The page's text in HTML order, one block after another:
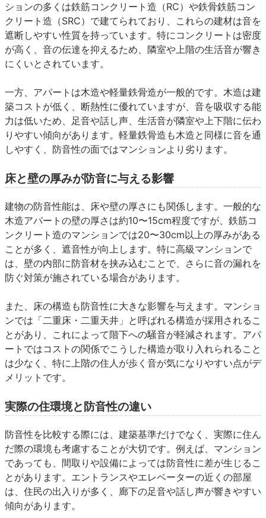
ションの多くは鉄筋コンクリート造（RC）や鉄骨鉄筋コン
クリート造（SRC）で建てられており、これらの建材は音を
遮断しやすい性質を持っています。特にコンクリートは密度
が高く、音の伝達を抑えるため、隣室や上階の生活音が響き
にくいとされています。
一方、アパートは木造や軽量鉄骨造が一般的です。木造は建
築コストが低く、断熱性に優れていますが、音を吸収する能
力は低いため、足音や話し声、生活音が隣室や上下階に伝わ
りやすい傾向があります。軽量鉄骨造も木造と同様に音を通
しやすく、防音性の面ではマンションより劣ります。
床と壁の厚みが防音に与える影響
建物の防音性能は、床や壁の厚さにも関係します。一般的な
木造アパートの壁の厚さは約10〜15cm程度ですが、鉄筋コ
ンクリート造のマンションでは20〜30cm以上の厚みがある
ことが多く、遮音性が向上します。特に高級マンションで
は、壁の内部に防音材を挟み込むことで、さらに音の漏れを
防ぐ対策が施されている場合があります。
また、床の構造も防音性に大きな影響を与えます。マンショ
ンでは「二重床・二重天井」と呼ばれる構造が採用されるこ
とがあり、これによって階下への騒音が軽減されます。アパ
ートではコストの関係でこうした構造が取り入れられること
は少なく、特に上階の住人が歩く音が気になりやすい点がデ
メリットです。
実際の住環境と防音性の違い
防音性を比較する際には、建築基準だけでなく、実際に住ん
だ際の環境も考慮することが大切です。例えば、マンション
であっても、間取りや設備によっては防音性に差が生じるこ
とがあります。エントランスやエレベーターの近くの部屋
は、住民の出入りが多く、廊下の足音や話し声が響きやすい
傾向があります。